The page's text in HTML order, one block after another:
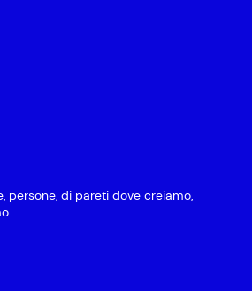
persone, di pareti dove creiamo,